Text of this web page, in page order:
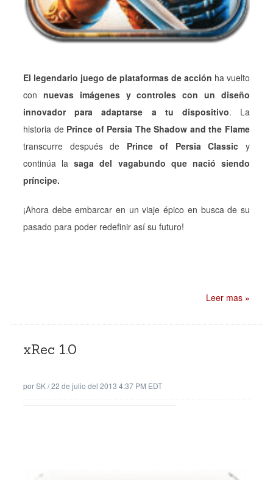
El legendario juego de plataformas de acción ha vuelto
con nuevas imágenes y controles con un diseño
innovador para adaptarse a tu dispositivo. La
historia de Prince of Persia The Shadow and the Flame
transcurre después de Prince of Persia Classic y
continúa lasaga del vagabundo que nació siendo
príncipe.
¡Ahora debe embarcar en un viaje épico en busca de su
pasado para poder redefinir así su futuro!
Leer mas »
xRec 1.0
porSK/22 de julio del 2013 4:37 PM EDT